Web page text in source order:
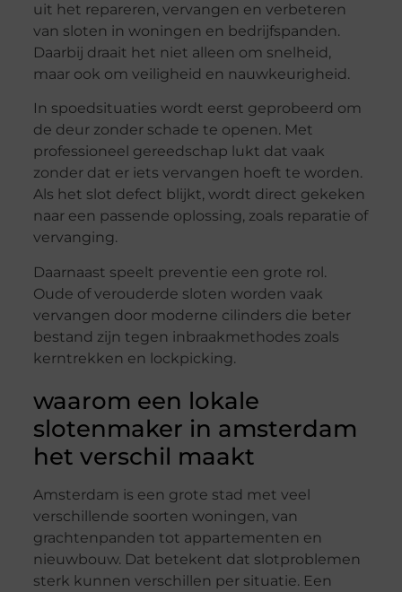
uit het repareren, vervangen en verbeteren
van sloten in woningen en bedrijfspanden.
Daarbij draait het niet alleen om snelheid,
maar ook om veiligheid en nauwkeurigheid.
In spoedsituaties wordt eerst geprobeerd om
de deur zonder schade te openen. Met
professioneel gereedschap lukt dat vaak
zonder dat er iets vervangen hoeft te worden.
Als het slot defect blijkt, wordt direct gekeken
naar een passende oplossing, zoals reparatie of
vervanging.
Daarnaast speelt preventie een grote rol.
Oude of verouderde sloten worden vaak
vervangen door moderne cilinders die beter
bestand zijn tegen inbraakmethodes zoals
kerntrekken en lockpicking.
waarom een lokale
slotenmaker in amsterdam
het verschil maakt
Amsterdam is een grote stad met veel
verschillende soorten woningen, van
grachtenpanden tot appartementen en
nieuwbouw. Dat betekent dat slotproblemen
sterk kunnen verschillen per situatie. Een